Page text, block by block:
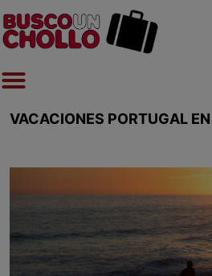
VACACIONES PORTUGAL